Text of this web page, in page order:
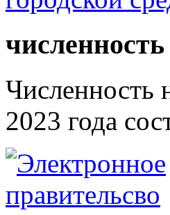
Численность
2023 года